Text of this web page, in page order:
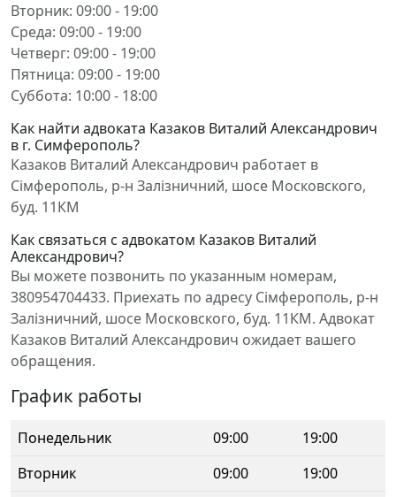
Вторник: 09:00 - 19:00
Среда: 09:00 - 19:00
Четверг: 09:00 - 19:00
Пятница: 09:00 - 19:00
Суббота: 10:00 - 18:00
Как найти адвоката Казаков Виталий Александрович
в г. Симферополь?
Казаков Виталий Александрович работает в
Сімферополь, р-н Залізничний, шосе Московского,
буд. 11КМ
Как связаться с адвокатом Казаков Виталий
Александрович?
Вы можете позвонить по указанным номерам,
380954704433. Приехать по адресу Сімферополь, р-н
Залізничний, шосе Московского, буд. 11КМ. Адвокат
Казаков Виталий Александрович ожидает вашего
обращения.
График работы
Понедельник 09:00
19:00
Вторник
09:00
19:00